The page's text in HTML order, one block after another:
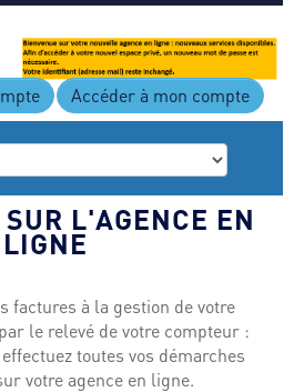
Accéder à mon compte
PAIEMENT
EXPRESS
L'AGENCE EN
LIGNE
factures à la gestion de votre
le relevé de votre compteur :
toutes vos démarches
votre agence en ligne.